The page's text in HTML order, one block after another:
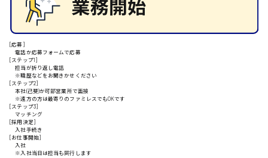
安芸郡
山口県
日給10000円以上
[応募]
電話か応募フォームで応募
[ステップ1]
担当が折り返し電話
※職歴などをお聞きかせください
[ステップ2]
本社(己斐)か可部営業所で面接
※遠方の方は最寄りのファミレスでもOKです
[ステップ3]
マッチング
[採用決定]
入社手続き
[お仕事開始]
入社
※入社当日は担当も同行します